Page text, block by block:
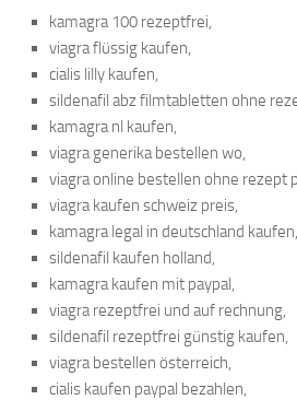
kamagra 100 rezeptfrei,
viagra flüssig kaufen,
cialis lilly kaufen,
sildenafil abz filmtabletten ohne
kamagra nl kaufen,
viagra generika bestellen wo,
viagra online bestellen ohne rezept
viagra kaufen schweiz preis,
kamagra legal in deutschland kaufen,
sildenafil kaufen holland,
kamagra kaufen mit paypal,
viagra rezeptfrei und auf rechnung,
sildenafil rezeptfrei günstig kaufen,
viagra bestellen österreich,
cialis kaufen paypal bezahlen,